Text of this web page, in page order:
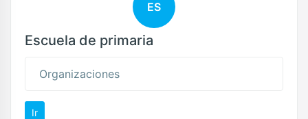
ES
Escuela de primaria
Organizaciones
Ir